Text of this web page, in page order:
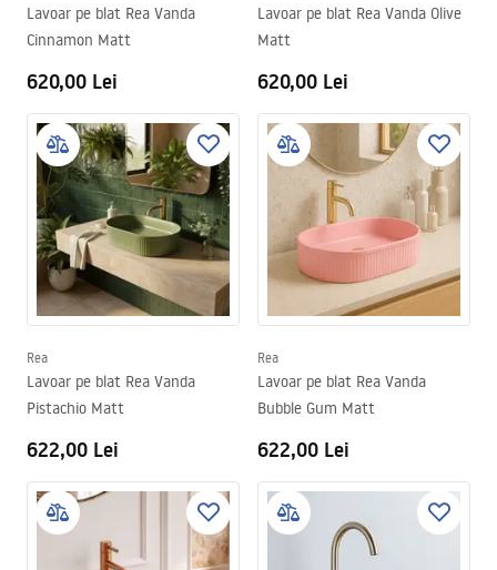
Lavoar pe blat Rea Vanda
Cinnamon Matt
620,00 Lei
Lavoar pe blat Rea Vanda Olive
Matt
620,00 Lei
Rea
Lavoar pe blat Rea Vanda
Pistachio Matt
622,00 Lei
Rea
Lavoar pe blat Rea Vanda
Bubble Gum Matt
622,00 Lei